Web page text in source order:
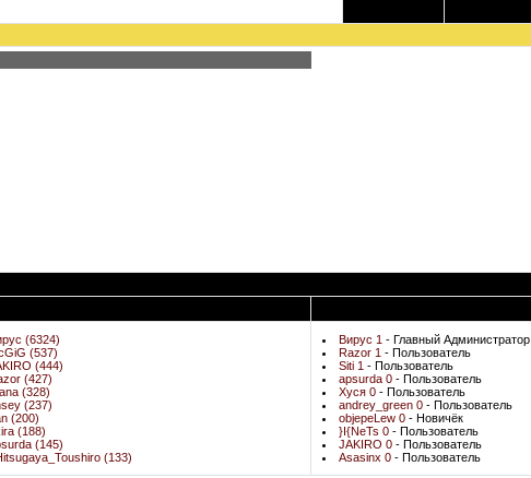
(6324)
(537)
(444)
(427)
(328)
(237)
(200)
(188)
(145)
(133)
Вирус 1 - Главный Администратор
Razor 1 - Пользователь
Siti 1 - Пользователь
apsurda 0- Пользователь
Хуся 0- Пользователь
andrey_green 0- Пользователь
objepeLew 0- Новичёк
}I{NeTs 0- Пользователь
JAKIRO 0- Пользователь
Asasinx 0- Пользователь